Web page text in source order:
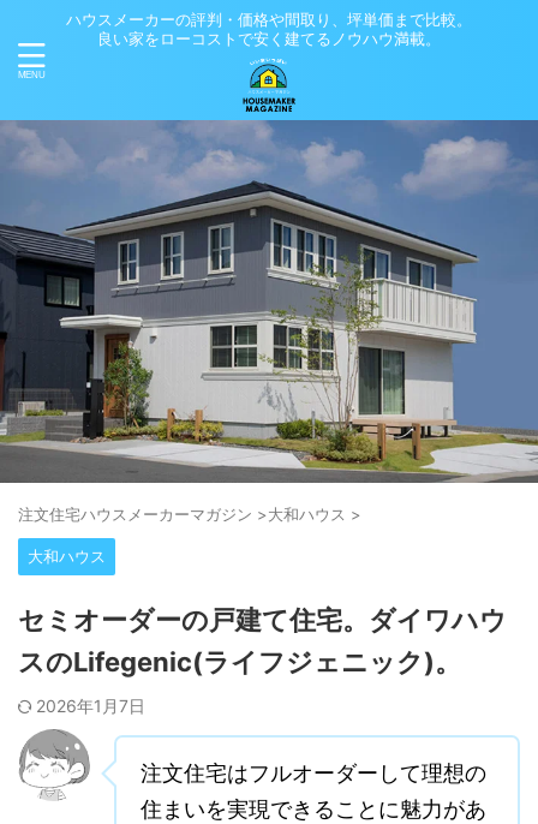
ハウスメーカーの評判・価格や間取り、坪単価まで比較。
良い家をローコストで安く建てるノウハウ満載。
注⽂住宅ハウスメーカーマガジン >大和ハウス >
大和ハウス
セミオーダーの戸建て住宅。ダイワハウ
スのLifegenic(ライフジェニック)。
2026年1月7日
注文住宅はフルオーダーして理想の
住まいを実現できることに魅力があ